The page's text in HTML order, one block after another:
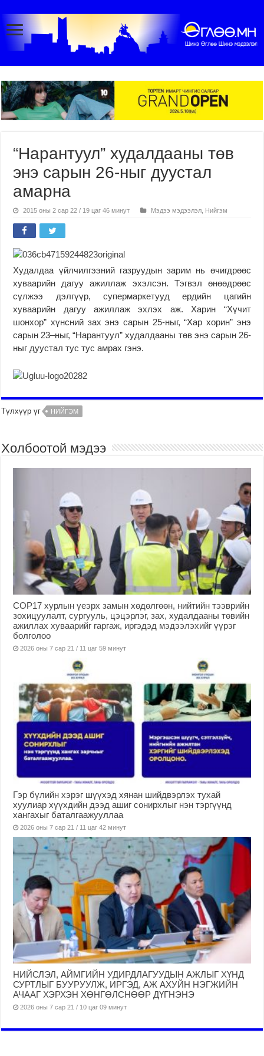
“Нарантуул” худалдааны төв
энэ сарын 26-ныг дуустал
амарна
2015 оны 2 сар 22 / 19 цаг 46 минут Мэдээ мэдээлэл Нийгэм
Худалдаа үйлчилгээний газруудын зарим нь өчигдрөөс
хуваарийн дагуу ажиллаж эхэлсэн. Тэгвэл өнөөдрөөс
сүлжээ дэлгүүр, супермаркетууд ердийн цагийн
хуваарийн дагуу ажиллаж эхлэх аж. Харин “Хүчит
шонхор” хүнсний зах энэ сарын 25-ныг, “Хар хорин” энэ
сарын 23–ныг, “Нарантуул” худалдааны төв энэ сарын 26-
ныг дуустал тус тус амрах гэнэ.
Түлхүүр үг НИЙГЭМ
Холбоотой мэдээ
COP17 хурлын үеэрх замын хөдөлгөөн, нийтийн тээврийн
зохицуулалт, сургууль, цэцэрлэг, зах, худалдааны төвийн
ажиллах хуваарийг гаргаж, иргэдэд мэдээлэхийг үүрэг
болголоо
2026 оны 7 сар 21 / 11 цаг 59 минут
Гэр бүлийн хэрэг шүүхэд хянан шийдвэрлэх тухай
хуулиар хүүхдийн дээд ашиг сонирхлыг нэн тэргүүнд
хангахыг баталгаажууллаа
2026 оны 7 сар 21 / 11 цаг 42 минут
НИЙСЛЭЛ, АЙМГИЙН УДИРДЛАГУУДЫН АЖЛЫГ ХҮНД
СУРТЛЫГ БУУРУУЛЖ, ИРГЭД, АЖ АХУЙН НЭГЖИЙН
АЧААГ ХЭРХЭН ХӨНГӨЛСНӨӨР ДҮГНЭНЭ
2026 оны 7 сар 21 / 10 цаг 09 минут